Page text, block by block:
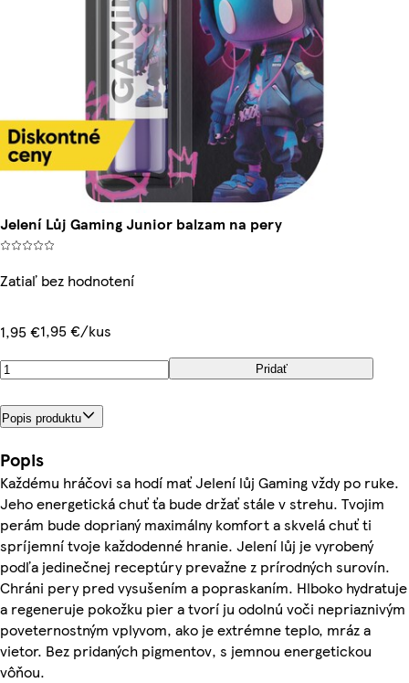
Jelení Lůj Gaming Junior balzam na pery
Zatiaľ bez hodnotení
1,95 €1,95 €/kus
Pridať
Popis produktu
Popis
Každému hráčovi sa hodí mať Jelení lůj Gaming vždy po ruke.
Jeho energetická chuť ťa bude držať stále v strehu. Tvojim
perám bude doprianý maximálny komfort a skvelá chuť ti
spríjemní tvoje každodenné hranie. Jelení lůj je vyrobený
podľa jedinečnej receptúry prevažne z prírodných surovín.
Chráni pery pred vysušením a popraskaním. Hlboko hydratuje
a regeneruje pokožku pier a tvorí ju odolnú voči nepriaznivým
poveternostným vplyvom, ako je extrémne teplo, mráz a
vietor. Bez pridaných pigmentov, s jemnou energetickou
vôňou.